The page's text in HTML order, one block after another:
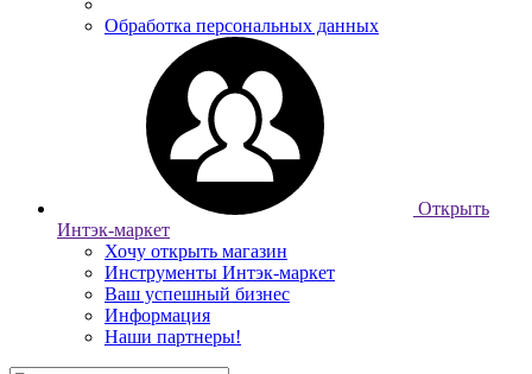
Обработка персональных данных
Открыть
Интэк-маркет
Хочу открыть магазин
Инструменты Интэк-маркет
Ваш успешный бизнес
Информация
Наши партнеры!